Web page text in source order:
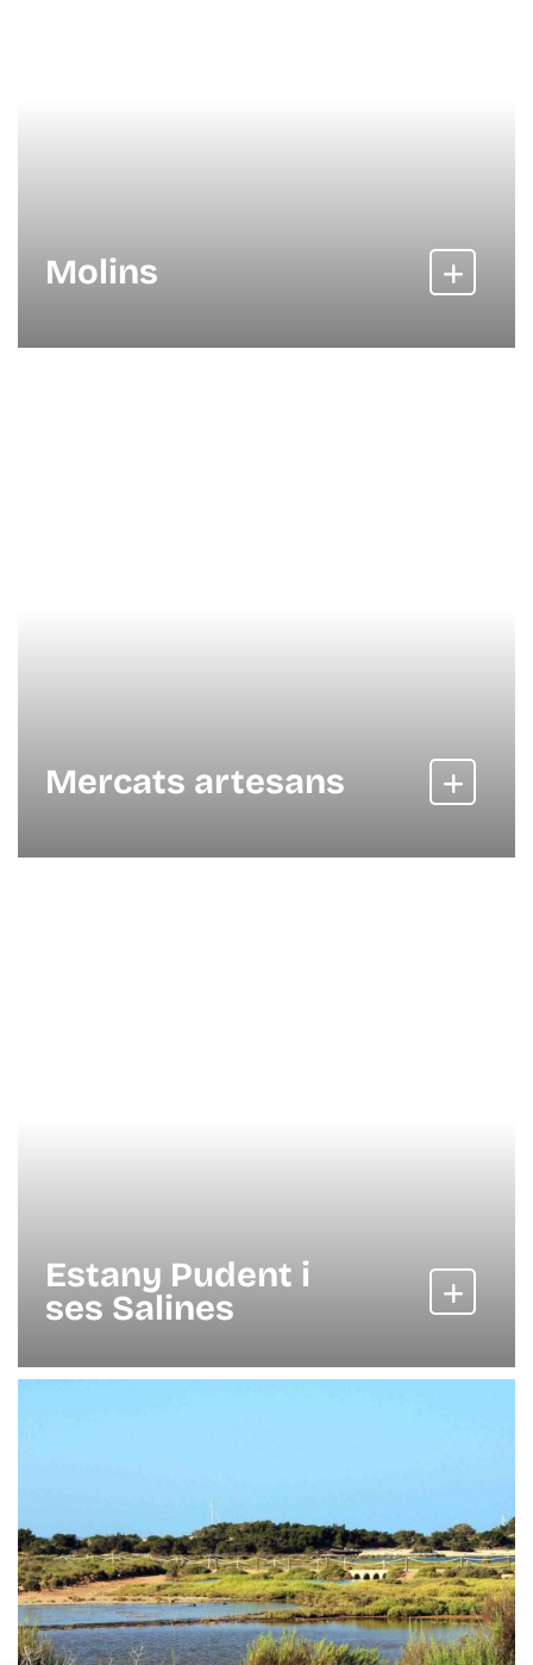
Molins
Mercats artesans
Estany Pudent i
ses Salines